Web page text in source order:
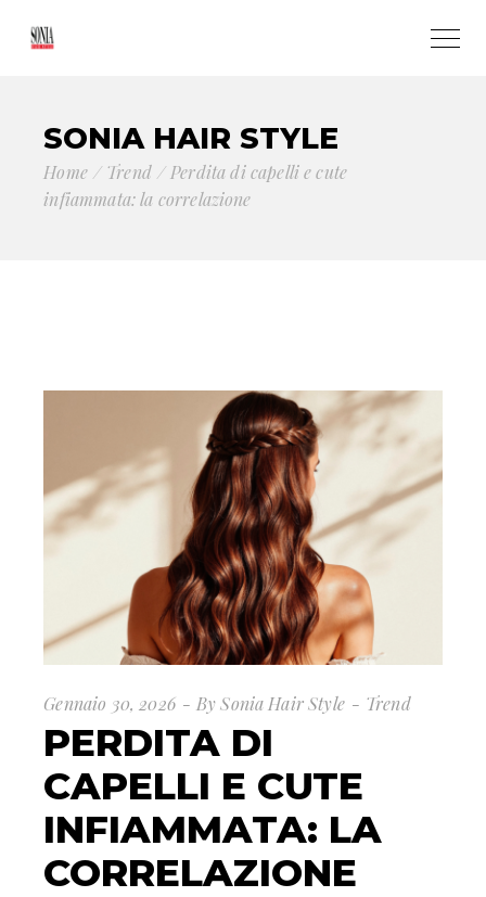
SONIA HAIR STYLE
Home Trend
Perdita di capelli e cute
infiammata: la correlazione
Gennaio 30, 2026 By Sonia Hair Style Trend
PERDITA DI
CAPELLI E CUTE
INFIAMMATA: LA
CORRELAZIONE